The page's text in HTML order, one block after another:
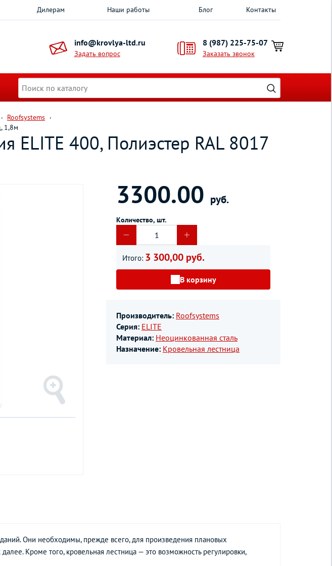
Дилерам Наши работы Блог Контакты
info@krovlya-ltd.ru
Задать вопрос
8 (987) 225-75-07
Заказать звонок
Roofsystems
1,8м
ELITE 400, Полиэстер RAL 8017
3300.00 руб.
Количество, шт.
Итого: 3 300,00 руб.
В корзину
Производитель: Roofsystems
Серия: ELITE
Материал: Неоцинкованная сталь
Назначение: Кровельная лестница
Они необходимы, прежде всего, для произведения плановых
Кроме того, кровельная лестница — это возможность регулировки,